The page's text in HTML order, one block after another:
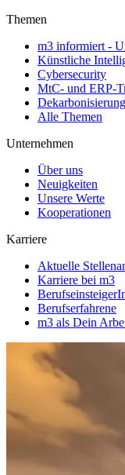
Themen
m3 informiert -
Künstliche
Cybersecurity
MtC- und ERP-
Dekarbonisierung
Alle Themen
Unternehmen
Über uns
Neuigkeiten
Unsere Werte
Kooperationen
Karriere
Aktuelle
Karriere bei m3
Berufserfahrene
m3 als Dein